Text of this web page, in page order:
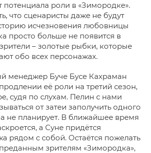
потенциала роли в «Зимородке».
что сценаристы даже не будут
исчезновения любовницы
просто больше не появится в
– золотые рыбки, которые
обо всех персонажах.
менеджер Буче Бусе Кахраман
её роли на третий сезон,
судя по слухам. Пелин с нами
от затеи заполучить одного
не планирует. В ближайшее время
а Суне придётся
рядом с собой. Остаётся пожелать
зрителям «Зимородка»,